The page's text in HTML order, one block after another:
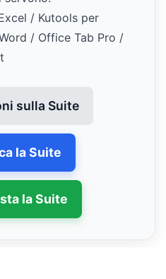
/ Kutools per
/ Office Tab Pro /
sulla Suite
la Suite
la Suite